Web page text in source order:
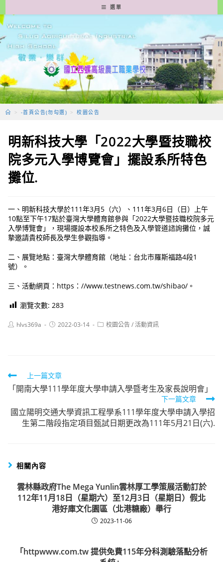
轉
至
要
容
選單
> -首頁公告(勿勾選) > 校園公告
明新科技大學「2022大學暨技職校
院多元入學博覽會」擺設系所特色
攤位.
一、明新科技大學於111年3月5（六）、111年3月6日（日）上午
10點至下午17點於臺灣大學體育館參與「2022大學暨技職校院多元
入學博覽會」，現場擺設本校系所之特色及入學管道諮詢攤位，誠
摯邀請貴校師長及學生參觀指導。
二、展覽地點：臺灣大學體育館（地址：台北市羅斯福路4段1
號）。
三、活動網頁：https：//www.testnews.com.tw/shibao/。
瀏覽次數: 283
Posthlvs369a
Post2022-03-14
Post校園公告/活動資訊
Read
more
articles
上一篇文章
「開南大學111學年度大學申請入學暨考生及家長說明會」
下一篇文章
國立陽明交通大學資訊工程學系111學年度大學申請入學招
生第二階段指定項目甄試日期更改為111年5月21日(六).
相關內容
雲林縣政府The Mega Yunlin雲林厚工學策展活動訂於
112年11月18日（星期六）至12月3日（星期日）假北
港好庫文化園區（北港糖廠）舉行
2023-11-06
「httpwww.com.tw 提供免費115年分科測驗落點分析